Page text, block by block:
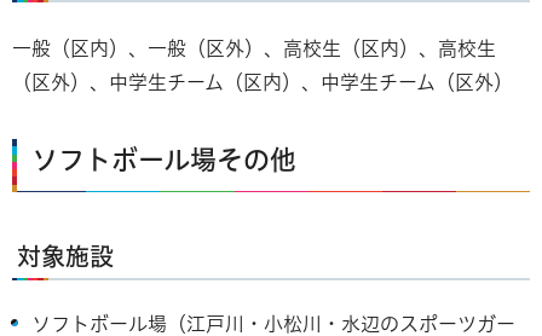
一般（区内）、一般（区外）、高校生（区内）、高校生
（区外）、中学生チーム（区内）、中学生チーム（区外）
ソフトボール場その他
対象施設
ソフトボール場（江戸川・小松川・水辺のスポーツガー